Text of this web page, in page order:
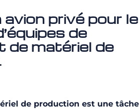
privé pour le
de
de matériel de
de production est une tâche